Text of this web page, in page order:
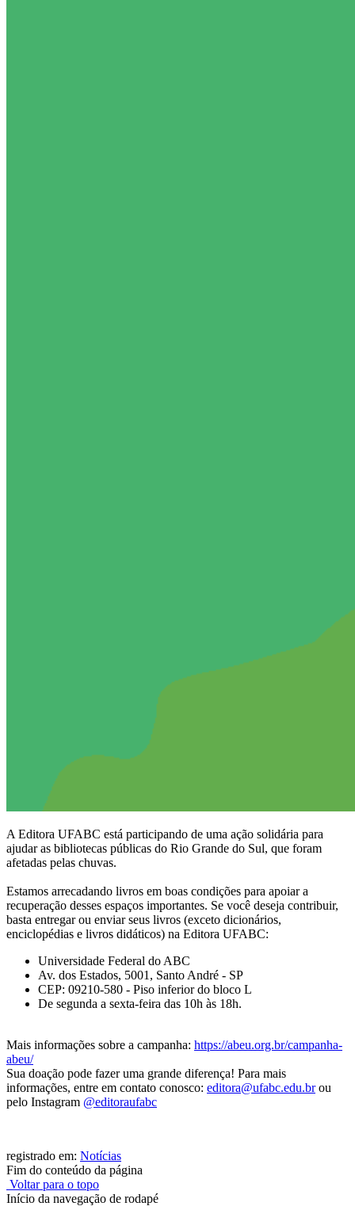
A Editora UFABC está participando de uma ação solidária para
ajudar as bibliotecas públicas do Rio Grande do Sul, que foram
afetadas pelas chuvas.
Estamos arrecadando livros em boas condições para apoiar a
recuperação desses espaços importantes. Se você deseja contribuir,
basta entregar ou enviar seus livros (exceto dicionários,
enciclopédias e livros didáticos) na Editora UFABC:
Universidade Federal do ABC
Av. dos Estados, 5001, Santo André - SP
CEP: 09210-580 - Piso inferior do bloco L
De segunda a sexta-feira das 10h às 18h.
Mais informações sobre a campanha: https://abeu.org.br/campanha-
abeu/
Sua doação pode fazer uma grande diferença! Para mais
informações, entre em contato conosco: editora@ufabc.edu.brou
pelo Instagram @editoraufabc
registrado em: Notícias
Fim do conteúdo da página
Voltar para o topo
Início da navegação de rodapé